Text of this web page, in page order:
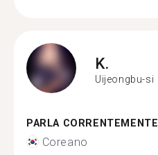
K.
Uijeongbu-si
PARLA CORRENTEMENTE
Coreano